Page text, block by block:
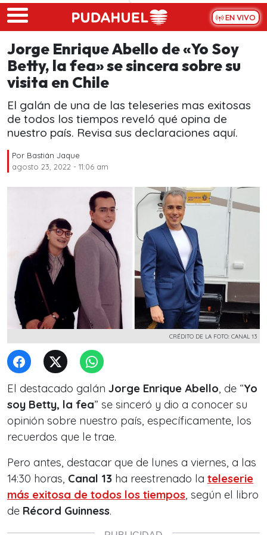
Skip to main content
EN VIVO
Jorge Enrique Abello de «Yo Soy
Betty, la fea» se sincera sobre su
visita en Chile
El galán de una de las teleseries mas exitosas
de todos los tiempos reveló qué opina de
nuestro país. Revisa sus declaraciones aquí.
Por Bastián Jaque
agosto 23, 2022 - 11:06 am
CRÉDITO DE LA FOTO: CANAL 13
El destacado galán Jorge Enrique Abello, de “Yo
soy Betty, la fea” se sinceró y dio a conocer su
opinión sobre nuestro país, específicamente, los
recuerdos que le trae.
Pero antes, destacar que de lunes a viernes, a las
14:30 horas, Canal 13 ha reestrenado la teleserie
más exitosa de todos los tiempos, según el libro
de Récord Guinness.